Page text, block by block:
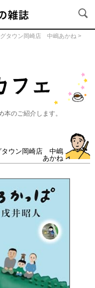
グタウン岡崎店 中嶋あかね >
のご紹介します。
タウン岡崎店 中嶋
あかね